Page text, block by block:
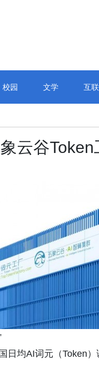
校园 文学 互
云谷
日均AI词元（Token